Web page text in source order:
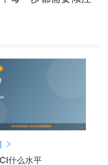
什么水平